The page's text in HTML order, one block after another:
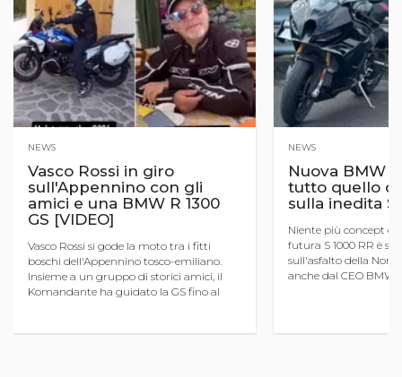
NEWS
Vasco Rossi in giro
sull'Appennino con gli
amici e una BMW R 1300
GS [VIDEO]
Vasco Rossi si gode la moto tra i fitti
boschi dell'Appennino tosco-emiliano.
Insieme a un gruppo di storici amici, il
Komandante ha guidato la GS fino al
NEWS
Nuova BMW S
tutto quello
sulla inedita
Niente più concept da
futura S 1000 RR è
sull'asfalto della
anche dal CEO